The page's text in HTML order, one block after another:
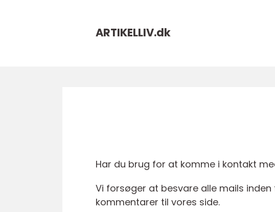
ARTIKELLIV.dk
Har du brug for at komme i kontakt
Vi forsøger at besvare alle mails
kommentarer til vores side.